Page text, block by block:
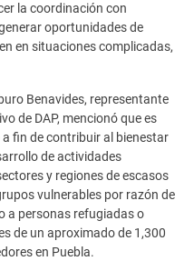
la coordinación con
oportunidades de
en situaciones complicadas,
Benavides, representante
de DAP, mencionó que es
fin de contribuir al bienestar
de actividades
y regiones de escasos
vulnerables por razón de
a personas refugiadas o
de un aproximado de 1,300
en Puebla.